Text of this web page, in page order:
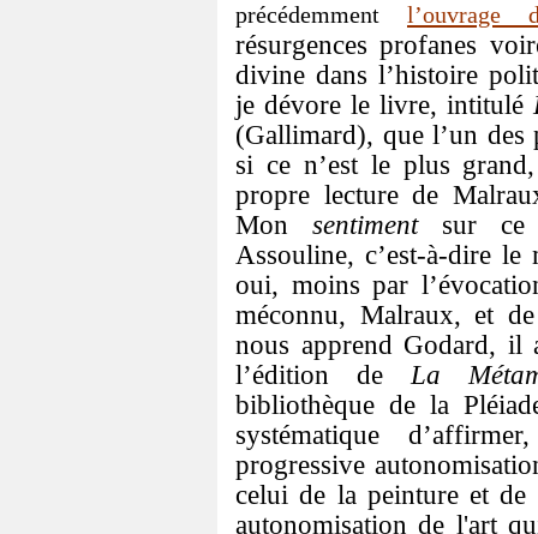
précédemment
résurgences profanes
divine dans l’histoire
je dévore le livre, intitulé
(Gallimard), que l’un des
si ce n’est le plus
propre lecture de
Mon sentimentsur ce
Assouline, c’est-à-dire
oui, moins par
méconnu, Malraux, et
nous apprend Godard, il
l’édition deLa
bibliothèque de la
systématique
progressive
celui de la peinture et de
autonomisation de l'art